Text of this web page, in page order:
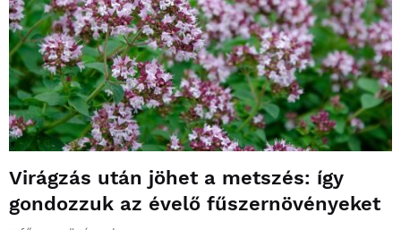
Virágzás után jöhet a metszés: így
gondozzuk az évelő fűszernövényeket